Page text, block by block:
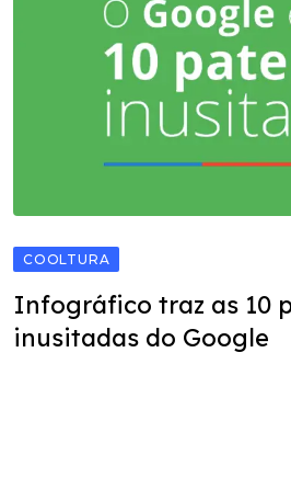
COOLTURA
Infográfico traz as 10
inusitadas do Google